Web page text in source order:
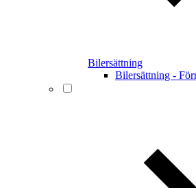
Bilersättning
Bilersättning -